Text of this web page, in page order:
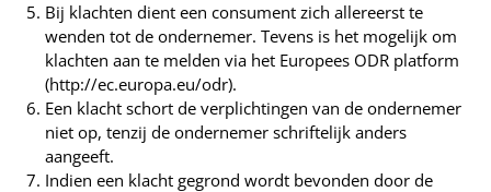
Bij klachten dient een consument zich allereerst te
wenden tot de ondernemer. Tevens is het mogelijk om
klachten aan te melden via het Europees ODR platform
(http://ec.europa.eu/odr).
Een klacht schort de verplichtingen van de ondernemer
niet op, tenzij de ondernemer schriftelijk anders
aangeeft.
Indien een klacht gegrond wordt bevonden door de